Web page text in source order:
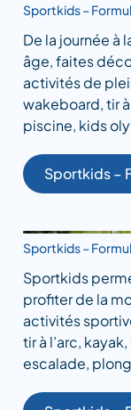
Sportkids –
De la journée à
âge, faites
activités de
wakeboard, tir
piscine, kids
Sportkids –
Sportkids –
Sportkids
profiter de la
activités
tir à l’arc,
escalade,